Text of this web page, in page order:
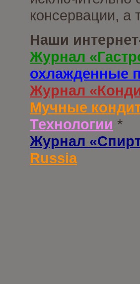
консервации, а
Наши
Журнал
охлажденные
Журнал
Мучные
Технологии *
Журнал
Russia